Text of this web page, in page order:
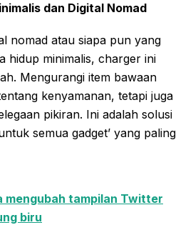
dan Digital Nomad
nomad atau siapa pun yang
hidup minimalis, charger ini
Mengurangi item bawaan
kenyamanan, tetapi juga
pikiran. Ini adalah solusi
semua gadget’ yang paling
mengubah tampilan Twitter
biru